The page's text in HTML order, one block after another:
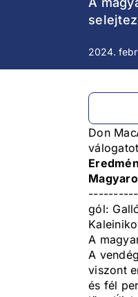
2024.
Don
gól:
A
A
viszont
és fél